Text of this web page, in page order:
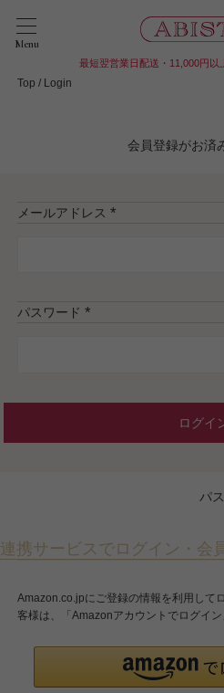
Menu
最短翌営業日配送・11,000円以
Top Login
会員登録がお済
メールアドレス
パスワード
ログイ
パ
連携サービスでログイン・会
Amazon.co.jpにご登録の情報を利用して
客様は、「Amazonアカウントでログイン